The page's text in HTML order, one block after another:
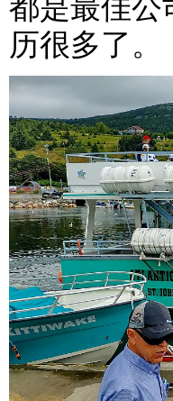
都是最佳公
历很多了。